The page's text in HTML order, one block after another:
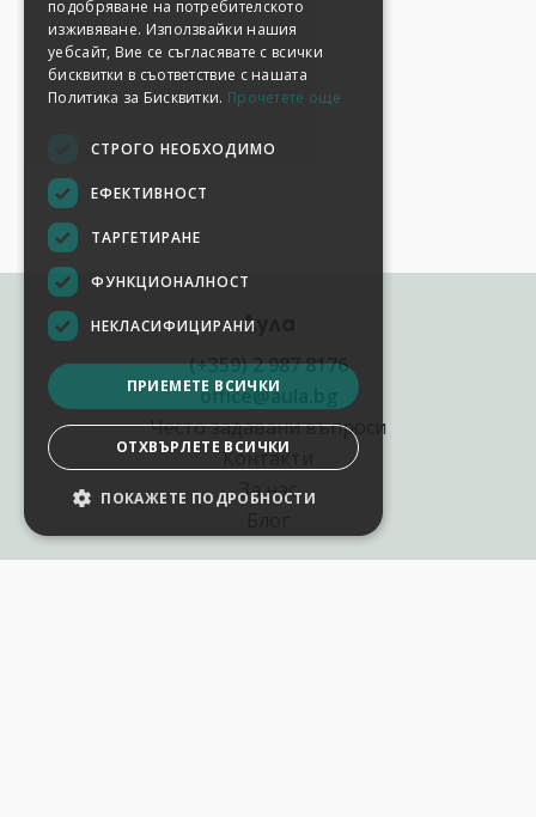
Аула
(+359) 2 987 8176
office@aula.bg
Често задавани въпроси
Контакти
За нас
подобряване на потребителското
изживяване. Използвайки нашия
уебсайт, Вие се съгласявате с всички
бисквитки в съответствие с нашата
Политика за Бисквитки. Прочетете още
СТРОГО НЕОБХОДИМО
ЕФЕКТИВНОСТ
ТАРГЕТИРАНЕ
ФУНКЦИОНАЛНОСТ
НЕКЛАСИФИЦИРАНИ
ПРИЕМЕТЕ ВСИЧКИ
ОТХВЪРЛЕТЕ ВСИЧКИ
ПОКАЖЕТЕ ПОДРОБНОСТИ